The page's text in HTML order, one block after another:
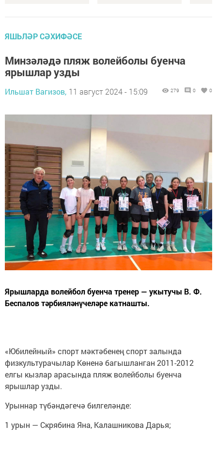
ЯШЬЛӘР СӘХИФӘСЕ
Минзәләдә пляж волейболы буенча
ярышлар узды
Ильшат Вагизов, 11 август 2024 - 15:09 279 0 0
Ярышларда волейбол буенча тренер — укытучы В. Ф.
Беспалов тәрбияләнүчеләре катнашты.
«Юбилейный» спорт мәктәбенең спорт залында
физкультурачылар Көненә багышланган 2011-2012
елгы кызлар арасында пляж волейболы буенча
ярышлар узды.
Урыннар түбәндәгечә билгеләнде:
1 урын — Скрябина Яна, Калашникова Дарья;